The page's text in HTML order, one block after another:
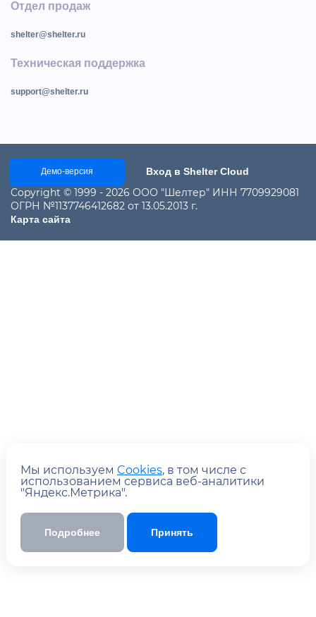
Отдел продаж
shelter@shelter.ru
Техническая поддержка
support@shelter.ru
Вход в Shelter Cloud
Демо-версия
Copyright © 1999 - 2026 ООО "Шелтер" ИНН 7709929081
ОГРН №1137746412682 от 13.05.2013 г.
Карта сайта
политикой обработки персональных
данных
Мы используем Cookies, в том числе с
использованием сервиса веб-аналитики
"Яндекс.Метрика".
Подробнее Принять